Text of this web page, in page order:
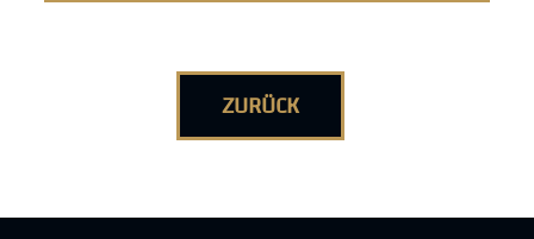
ZURÜCK